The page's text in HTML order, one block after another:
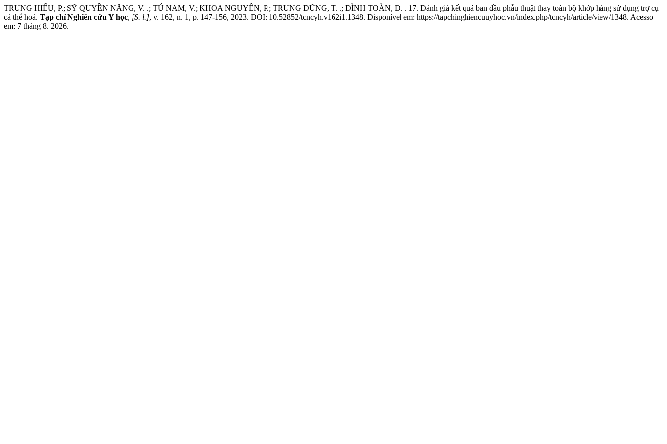
TRUNG HIẾU, P.; SỸ QUYỀN NĂNG, V. .; TÚ NAM, V.; KHOA NGUYÊN, P.; TRUNG DŨNG, T. .; ĐÌNH TOÀN, D. . 17. Đánh giá kết quả ban đầu phẫu thuật thay toàn bộ khớp háng sử dụng trợ cụ
cá thể hoá. Tạp chí Nghiên cứu Y học, [S. l.], v. 162, n. 1, p. 147-156, 2023. DOI: 10.52852/tcncyh.v162i1.1348. Disponível em: https://tapchinghiencuuyhoc.vn/index.php/tcncyh/article/view/1348. Acesso
em: 7 tháng 8. 2026.